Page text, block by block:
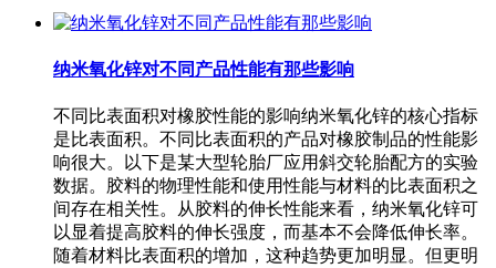
纳米氧化锌对不同产品性能有那些影响
不同比表面积对橡胶性能的影响纳米氧化锌的核心指标
是比表面积。不同比表面积的产品对橡胶制品的性能影
响很大。以下是某大型轮胎厂应用斜交轮胎配方的实验
数据。胶料的物理性能和使用性能与材料的比表面积之
间存在相关性。从胶料的伸长性能来看，纳米氧化锌可
以显着提高胶料的伸长强度，而基本不会降低伸长率。
随着材料比表面积的增加，这种趋势更加明显。但更明